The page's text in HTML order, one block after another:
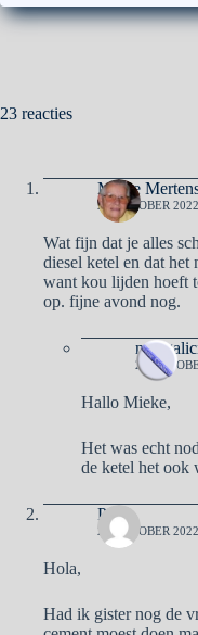
23 reacties
Mieke
22 OKTOBER
Wat fijn dat je alles
diesel ketel en dat
want kou lijden hoeft
op. fijne avond nog.
23
Hallo Mieke,
Het was echt
de ketel het ook
Pa
22 OKTOBER
Hola,
Had ik gister nog de